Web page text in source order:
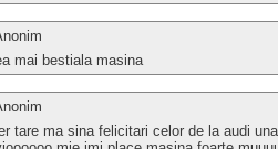
mai bestiala masina
tare ma sina felicitari celor de la audi